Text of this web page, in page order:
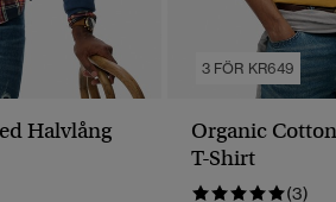
Halvlång
3 FÖR KR649
Organic
T-Shirt
(3)